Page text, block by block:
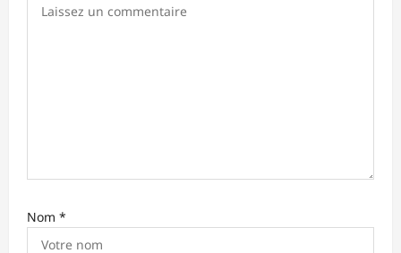
Nom *